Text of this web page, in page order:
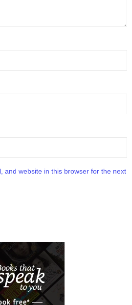
and website in this browser for the next